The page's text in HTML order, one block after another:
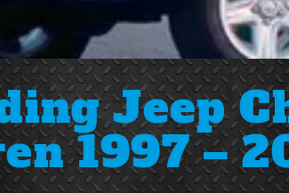
Jeep
1997 –